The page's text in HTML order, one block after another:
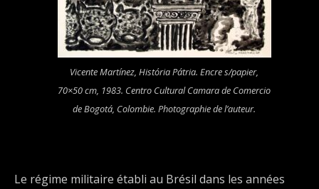
Vicente Martínez, História Pátria. Encre s/papier,
70×50 cm, 1983. Centro Cultural Camara de Comercio
de Bogotá, Colombie. Photographie de l’auteur.
Le régime militaire établi au Brésil dans les années